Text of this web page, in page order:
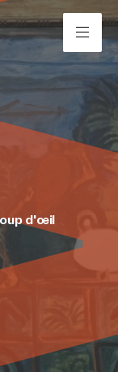
d'œil